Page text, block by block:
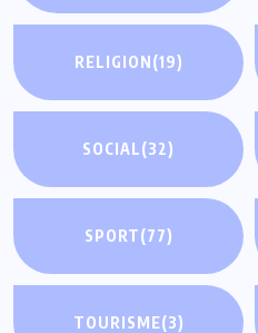
RELIGION(19)
SOCIAL(32)
SPORT(77)
TOURISME(3)